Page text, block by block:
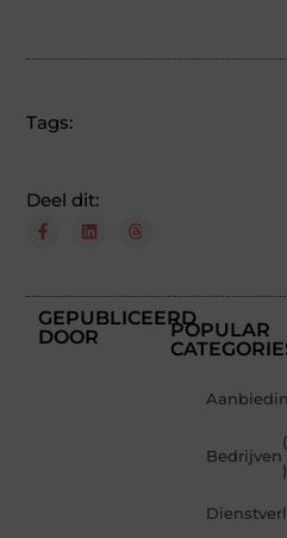
Tags:
Deel dit:
GEPUBLICEERD
DOOR
POPULAR
Bedrijven
)